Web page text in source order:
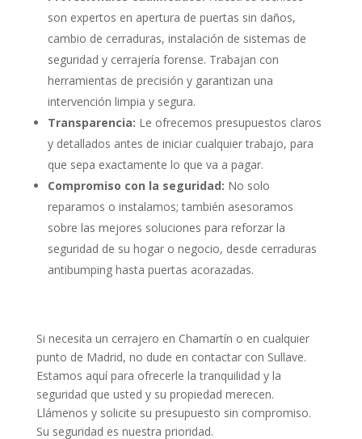
son expertos en apertura de puertas sin daños,
cambio de cerraduras, instalación de sistemas de
seguridad y cerrajería forense. Trabajan con
herramientas de precisión y garantizan una
intervención limpia y segura.
Transparencia: Le ofrecemos presupuestos claros
y detallados antes de iniciar cualquier trabajo, para
que sepa exactamente lo que va a pagar.
Compromiso con la seguridad: No solo
reparamos o instalamos; también asesoramos
sobre las mejores soluciones para reforzar la
seguridad de su hogar o negocio, desde cerraduras
antibumping hasta puertas acorazadas.
Si necesita un cerrajero en Chamartín o en cualquier
punto de Madrid, no dude en contactar con Sullave.
Estamos aquí para ofrecerle la tranquilidad y la
seguridad que usted y su propiedad merecen.
Llámenos y solicite su presupuesto sin compromiso.
Su seguridad es nuestra prioridad.